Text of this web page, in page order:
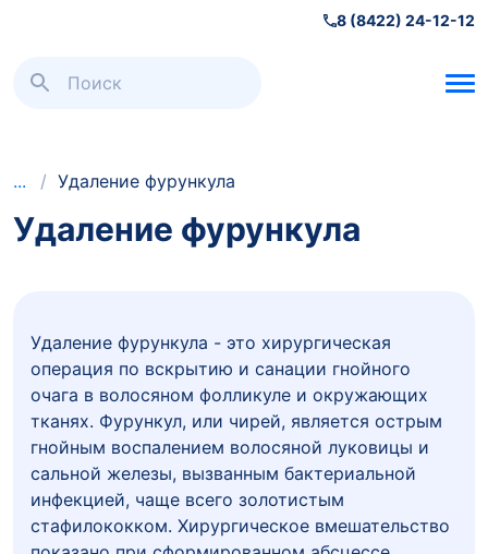
8 (8422) 24-12-12
Хирургия
/ Удаление фурункула
Удаление фурункула
Удаление фурункула - это хирургическая
операция по вскрытию и санации гнойного
очага в волосяном фолликуле и окружающих
тканях. Фурункул, или чирей, является острым
гнойным воспалением волосяной луковицы и
сальной железы, вызванным бактериальной
инфекцией, чаще всего золотистым
стафилококком. Хирургическое вмешательство